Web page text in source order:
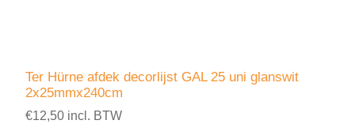
Ter Hürne afdek decorlijst GAL 25 uni glanswit
2x25mmx240cm
€12,50 incl. BTW